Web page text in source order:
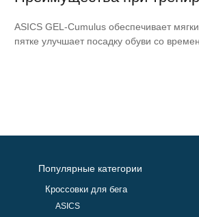
ASICS GEL-Cumulus обеспечивает
пятке улучшает посадку обуви со
Популярные категории
Кроссовки для бега
ASICS